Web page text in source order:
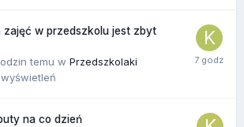
zajęć w przedszkolu jest zbyt
temu w Przedszkolaki
wyświetleń
na co dzień